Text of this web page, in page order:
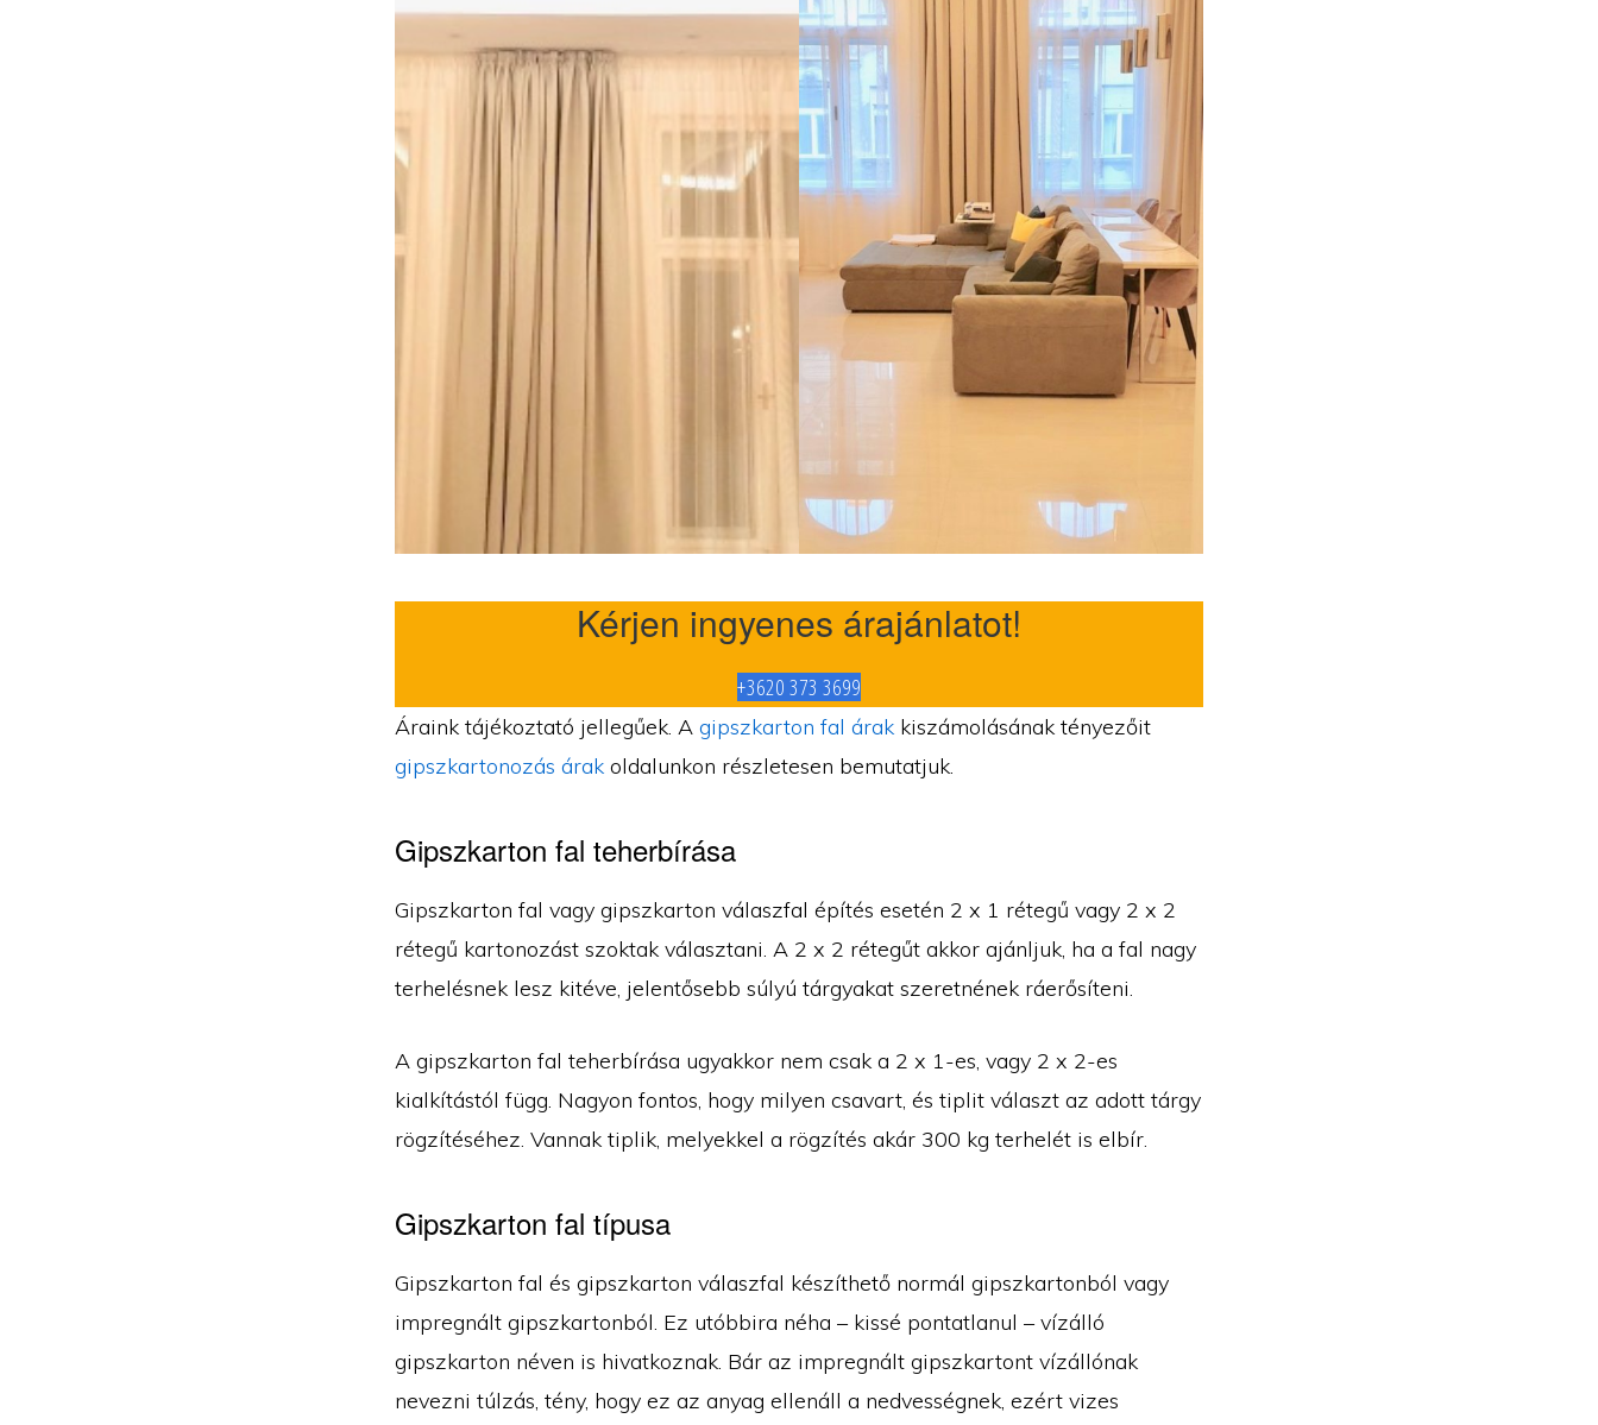
Kérjen ingyenes árajánlatot!
+3620 373 3699
Áraink tájékoztató jellegűek. A gipszkarton fal árak kiszámolásának tényezőit
gipszkartonozás árak oldalunkon részletesen bemutatjuk.
Gipszkarton fal teherbírása
Gipszkarton fal vagy gipszkarton válaszfal építés esetén 2 x 1 rétegű vagy 2 x 2
rétegű kartonozást szoktak választani. A 2 x 2 rétegűt akkor ajánljuk, ha a fal nagy
terhelésnek lesz kitéve, jelentősebb súlyú tárgyakat szeretnének ráerősíteni.
A gipszkarton fal teherbírása ugyakkor nem csak a 2 x 1-es, vagy 2 x 2-es
kialkítástól függ. Nagyon fontos, hogy milyen csavart, és tiplit választ az adott tárgy
rögzítéséhez. Vannak tiplik, melyekkel a rögzítés akár 300 kg terhelét is elbír.
Gipszkarton fal típusa
Gipszkarton fal és gipszkarton válaszfal készíthető normál gipszkartonból vagy
impregnált gipszkartonból. Ez utóbbira néha – kissé pontatlanul – vízálló
gipszkarton néven is hivatkoznak. Bár az impregnált gipszkartont vízállónak
nevezni túlzás, tény, hogy ez az anyag ellenáll a nedvességnek, ezért vizes